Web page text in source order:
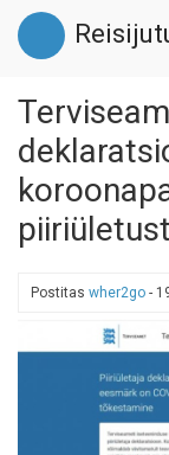
Liigu
edasi
põhisisu
piiriületust
Postitas wher2go -